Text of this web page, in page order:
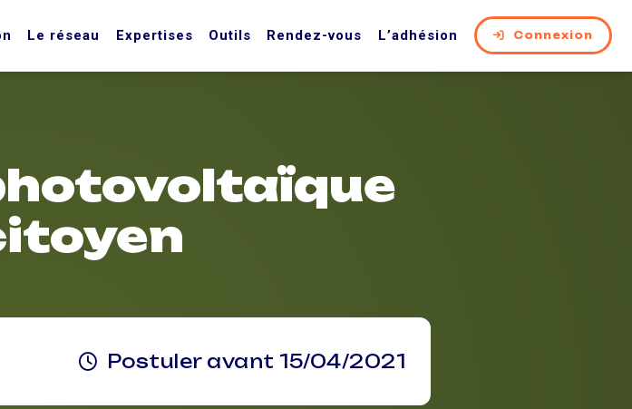
Le réseau Expertises Outils Rendez-vous L’adhésion Connexion
Postuler avant 15/04/2021